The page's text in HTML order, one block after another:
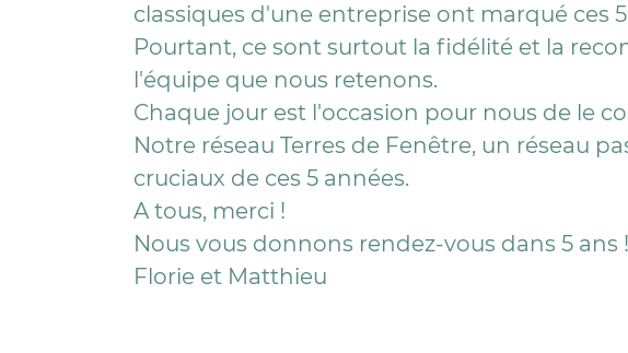
classiques d'une entreprise ont marqué ces 5
Pourtant, ce sont surtout la fidélité et la
l'équipe que nous retenons.
Chaque jour est l'occasion pour nous de le
Notre réseau Terres de Fenêtre, un réseau
cruciaux de ces 5 années.
A tous, merci !
Nous vous donnons rendez-vous dans 5 ans !
Florie et Matthieu